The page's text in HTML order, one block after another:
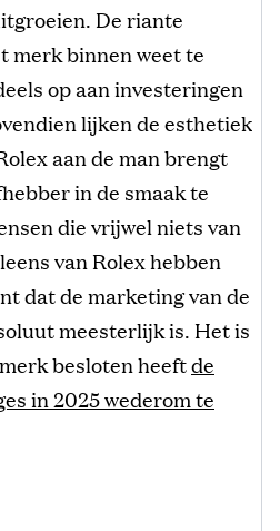
De riante
merk binnen weet te
op aan investeringen
lijken de esthetiek
aan de man brengt
in de smaak te
die vrijwel niets van
van Rolex hebben
dat de marketing van de
meesterlijk is. Het is
besloten heeftde
in 2025 wederom te